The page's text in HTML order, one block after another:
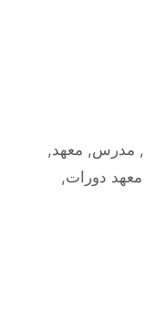
, مدرس, معهد,
معهد دورات,